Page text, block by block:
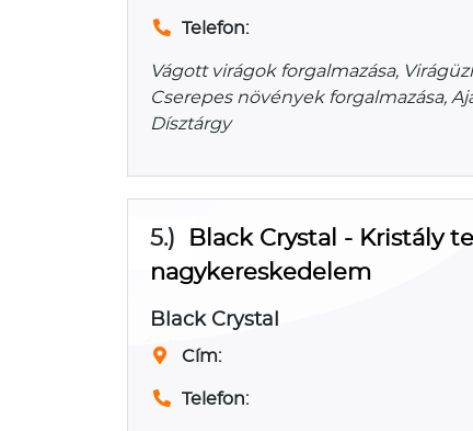
Telefon:
Vágott virágok forgalmazása,
Cserepes növények forgalmazása,
Dísztárgy
5.)
Black Crystal - Kristály
nagykereskedelem
Black Crystal
Cím:
Telefon: